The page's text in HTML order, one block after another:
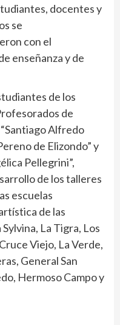
docentes y
se
con el
enseñanza y de
de los
de
Alfredo
de Elizondo” y
Pellegrini”,
de los talleres
escuelas
de las
La Tigra, Los
Viejo, La Verde,
General San
Hermoso Campo y